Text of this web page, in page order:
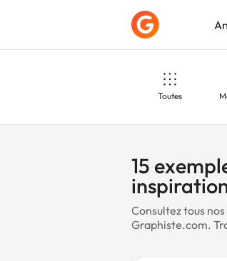
Toutes
Musique
15
Consultez tous
Graphiste.com.